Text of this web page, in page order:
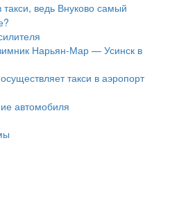
ведь Внуково самый
Нарьян-Мар — Усинск в
такси в аэропорт
автомобиля